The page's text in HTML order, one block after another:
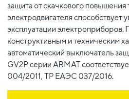
защита от скачкового повышения
электродвигателя способствует
эксплуатации электроприборов.
конструктивным и техническим
автоматический выключатель
GV2P серии ARMAT
004/2011, ТР ЕАЭС 037/2016.